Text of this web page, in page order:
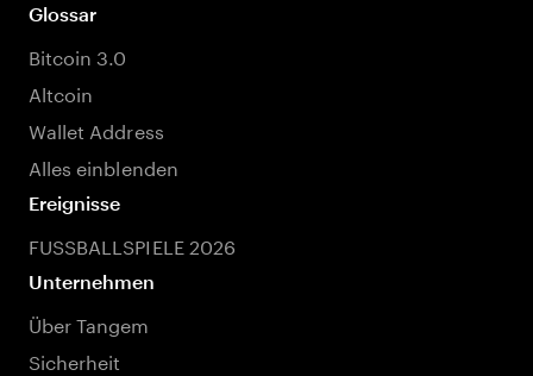
Glossar
Bitcoin 3.0
Altcoin
Wallet Address
Alles einblenden
Ereignisse
FUSSBALLSPIELE 2026
Unternehmen
Über Tangem
Sicherheit